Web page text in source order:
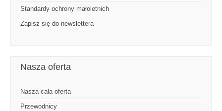
Standardy ochrony małoletnich
Zapisz się do newslettera
Nasza oferta
Nasza cała oferta
Przewodnicy